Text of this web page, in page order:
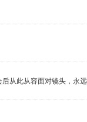
从此从容面对镜头，永